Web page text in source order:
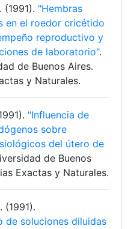
. (1991). "Hembras
en el roedor cricétido
reproductivo y
de laboratorio".
de Buenos Aires.
y Naturales.
"Influencia de
sobre
del útero de
de Buenos
Exactas y Naturales.
. (1991).
soluciones diluidas